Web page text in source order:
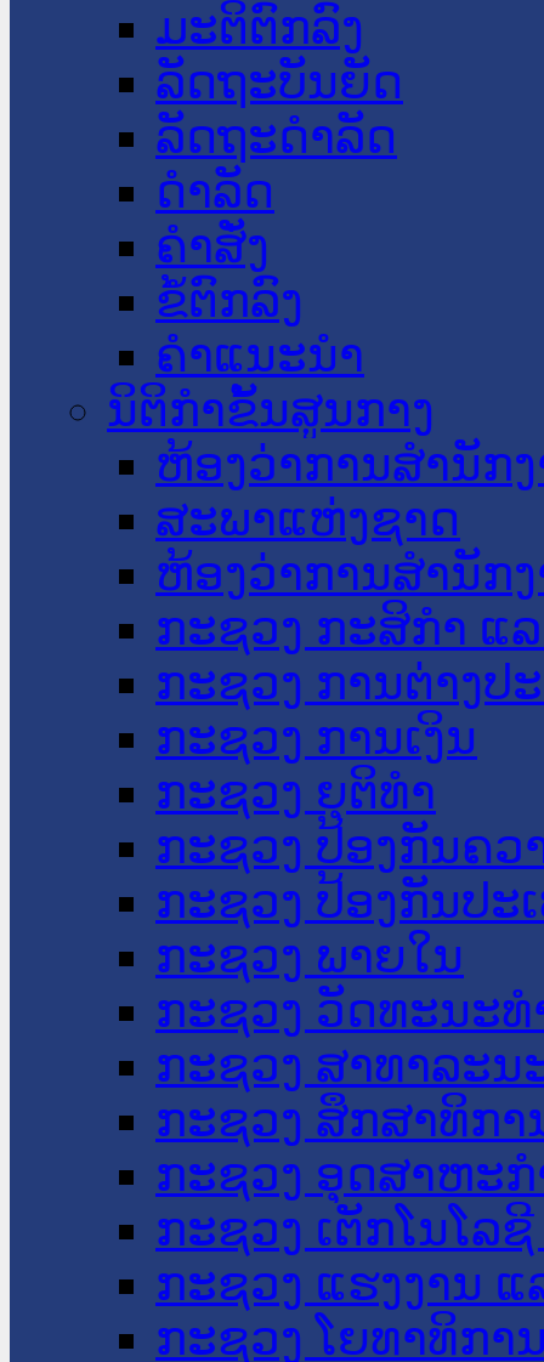
ມະຕິຕົກລົງ
ລັດຖະບັນຍັດ
ລັດຖະດໍາລັດ
ດໍາລັດ
ຄໍາສັ່ງ
ຂໍ້ຕົກລົງ
ຄໍາແນະນໍາ
ນິຕິກໍາຂັ້ນສູນກາງ
ຫ້ອງວ່າການສໍານັກ
ສະພາແຫ່ງຊາດ
ຫ້ອງວ່າການສຳນັກ
ກະຊວງ ກະສິກຳ ແ
ກະຊວງ ການຕ່າງປ
ກະຊວງ ການເງິນ
ກະຊວງ ຍຸຕິທໍາ
ກະຊວງ ປ້ອງກັນຄວ
ກະຊວງ ປ້ອງກັນປະ
ກະຊວງ ພາຍໃນ
ກະຊວງ ວັດທະນະ
ກະຊວງ ສາທາລະນ
ກະຊວງ ສຶກສາທິກາ
ກະຊວງ ອຸດສາຫະ
ກະຊວງ ເຕັກໂນໂລ
ກະຊວງ ແຮງງານ
ກະຊວງ ໂຍທາທິກາ